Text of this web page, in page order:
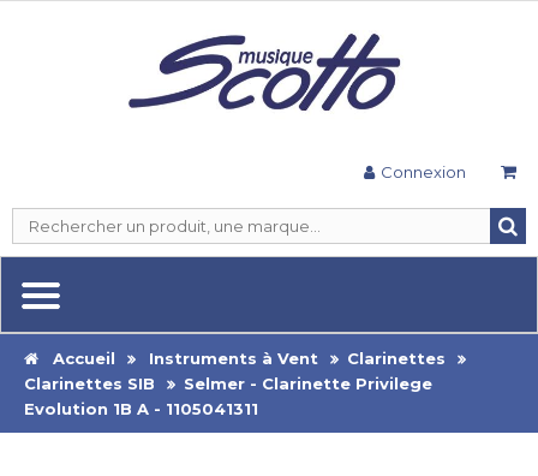
Connexion
Accueil Instruments à Vent
Clarinettes
Clarinettes SIB
Selmer - Clarinette Privilege
Evolution 1B A - 1105041311